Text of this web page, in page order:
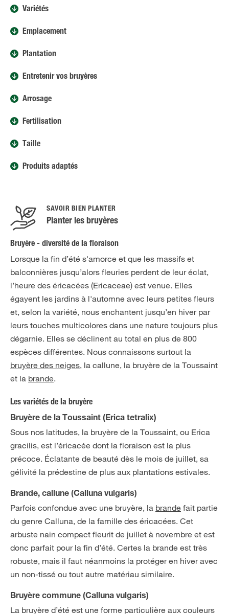
Variétés
Emplacement
Plantation
Entretenir vos bruyères
Arrosage
Fertilisation
Taille
Produits adaptés
SAVOIR BIEN PLANTER
Planter les bruyères
Bruyère - diversité de la floraison
Lorsque la fin d’été s'amorce et que les massifs et
balconnières jusqu’alors fleuries perdent de leur éclat,
l’heure des éricacées (Ericaceae) est venue. Elles
égayent les jardins à l'automne avec leurs petites fleurs
et, selon la variété, nous enchantent jusqu’en hiver par
leurs touches multicolores dans une nature toujours plus
dégarnie. Elles se déclinent au total en plus de 800
espèces différentes. Nous connaissons surtout la
bruyère des neiges, la callune, la bruyère de la Toussaint
et la brande.
Les variétés de la bruyère
Bruyère de la Toussaint (Erica tetralix)
Sous nos latitudes, la bruyère de la Toussaint, ou Erica
gracilis, est l’éricacée dont la floraison est la plus
précoce. Éclatante de beauté dès le mois de juillet, sa
gélivité la prédestine de plus aux plantations estivales.
Brande, callune (Calluna vulgaris)
Parfois confondue avec une bruyère, la brande fait partie
du genre Calluna, de la famille des éricacées. Cet
arbuste nain compact fleurit de juillet à novembre et est
donc parfait pour la fin d’été. Certes la brande est très
robuste, mais il faut néanmoins la protéger en hiver avec
un non-tissé ou tout autre matériau similaire.
Bruyère commune (Calluna vulgaris)
La bruyère d’été est une forme particulière aux couleurs